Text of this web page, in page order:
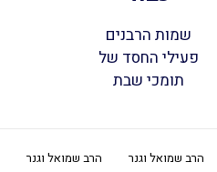
שמות הרבנים
פעילי החסד של
תומכי שבת
הרב שמואל וגנר הרב שמואל וגנר